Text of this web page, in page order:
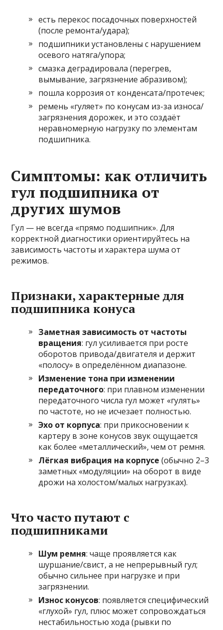
есть перекос посадочных поверхностей
(после ремонта/удара);
подшипники установлены с нарушением
осевого натяга/упора;
смазка деградировала (перегрев,
вымывание, загрязнение абразивом);
пошла коррозия от конденсата/протечек;
ремень «гуляет» по конусам из-за износа/
загрязнения дорожек, и это создаёт
неравномерную нагрузку по элементам
подшипника.
Симптомы: как отличить
гул подшипника от
других шумов
Гул — не всегда «прямо подшипник». Для
корректной диагностики ориентируйтесь на
зависимость частоты и характера шума от
режимов.
Признаки, характерные для
подшипника конуса
Заметная зависимость от частоты
вращения: гул усиливается при росте
оборотов привода/двигателя и держит
«полосу» в определённом диапазоне.
Изменение тона при изменении
передаточного: при плавном изменении
передаточного числа гул может «гулять»
по частоте, но не исчезает полностью.
Эхо от корпуса: при прикосновении к
картеру в зоне конусов звук ощущается
как более «металлический», чем от ремня.
Лёгкая вибрация на корпусе (обычно 2–3
заметных «модуляции» на оборот в виде
дрожи на холостом/малых нагрузках).
Что часто путают с
подшипниками
Шум ремня: чаще проявляется как
шуршание/свист, а не непрерывный гул;
обычно сильнее при нагрузке и при
загрязнении.
Износ конусов: появляется специфический
«глухой» гул, плюс может сопровождаться
нестабильностью хода (рывки по